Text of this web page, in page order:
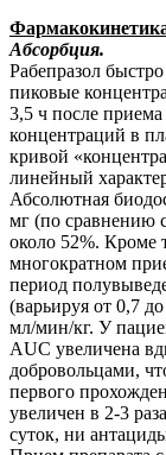
Абсорбция.
Рабепразол
пиковые
3,5 ч после
концентраций в
кривой
линейный
Абсолютная
мг (по сравнению
около 52%. Кроме
многократном
период
(варьируя от 0,7
мл/мин/кг. У
AUC увеличена
добровольцами,
первого
увеличен в 2-3
суток, ни